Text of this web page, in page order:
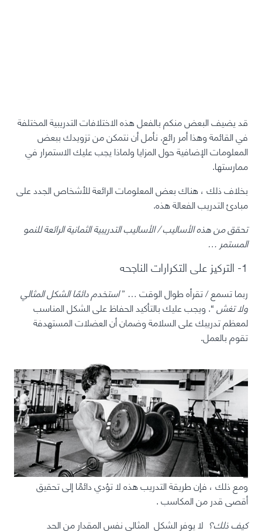
قد يضيف البعض منكم بالفعل هذه الاختلافات التدريبية المختلفة
في القائمة وهذا أمر رائع. نأمل أن نتمكن من تزويدك ببعض
المعلومات الإضافية حول المزايا ولماذا يجب عليك الاستمرار في
ممارستها.
بخلاف ذلك ، هناك بعض المعلومات الرائعة للأشخاص الجدد على
مبادئ التدريب الفعالة هذه.
تحقق من هذه الأساليب / الأساليب التدريبية الثمانية الرائعة للنمو
المستمر …
1- التركيز على التكرارات الناجحه
ربما تسمع / تقرأه طوال الوقت … ”استخدم دائمًا الشكل المثالي
ولا تغش“. ويجب عليك بالتأكيد الحفاظ على الشكل المناسب
لمعظم تدريبك على السلامة وضمان أن العضلات المستهدفة
تقوم بالعمل.
ومع ذلك ،فإن طريقة التدريب هذه لا تؤدي دائمًا إلى تحقيق
أقصى قدر من المكاسب.
كيف ذلك؟ لا يوفر الشكل المثالينفس المقدار منالحد